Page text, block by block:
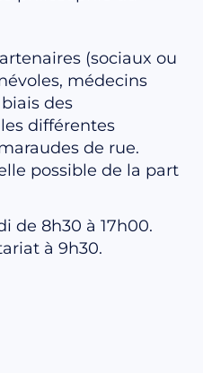
(sociaux ou
médecins
des
différentes
de rue.
possible de la part
de 8h30 à 17h00.
à 9h30.